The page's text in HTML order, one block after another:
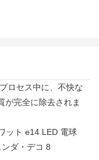
ロセス中に、不快な
が完全に除去されま